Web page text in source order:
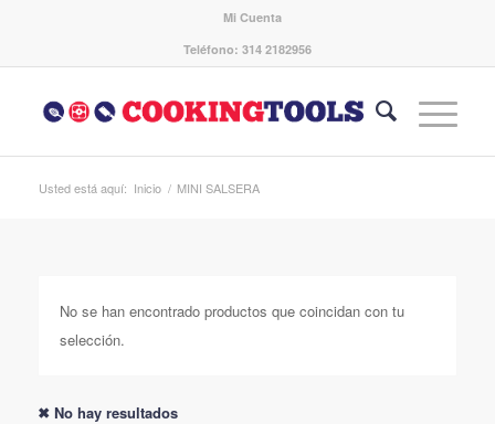
Mi Cuenta
Teléfono: 314 2182956
Usted está aquí: Inicio / MINI SALSERA
No se han encontrado productos que coincidan con tu
selección.
✖ No hay resultados